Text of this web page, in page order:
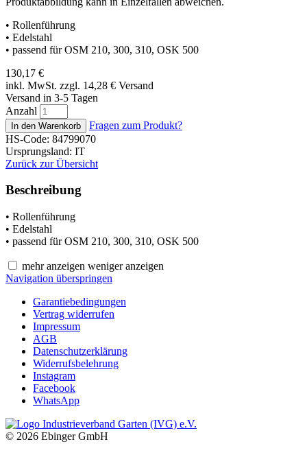
• Rollenführung
• Edelstahl
• passend für OSM 210, 300, 310, OSK 500
130,17 €
inkl. MwSt. zzgl. 14,28 € Versand
Versand in 3-5 Tagen
Anzahl
Fragen zum Produkt?
HS-Code: 84799070
Ursprungsland: IT
Zurück zur Übersicht
Beschreibung
• Rollenführung
• Edelstahl
• passend für OSM 210, 300, 310, OSK 500
mehr anzeigen weniger anzeigen
Navigation überspringen
Garantiebedingungen
Vertrag widerrufen
Impressum
AGB
Datenschutzerklärung
Widerrufsbelehrung
Instagram
Facebook
WhatsApp
© 2026 Ebinger GmbH